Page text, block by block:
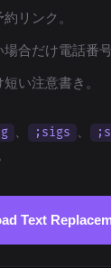
リンク。
合だけ電話番号
い注意書き。
;sigs
Text